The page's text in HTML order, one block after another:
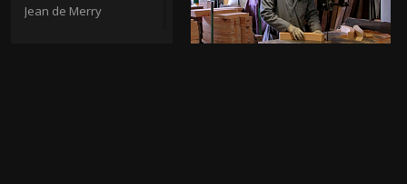
Jean de Merry